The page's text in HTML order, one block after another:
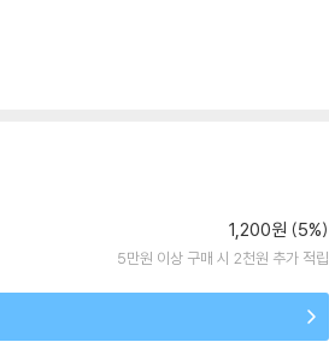
1,200원 (5%)
5만원 이상 구매 시 2천원 추가 적립